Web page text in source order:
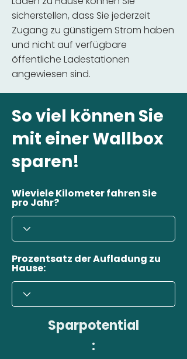
sicherstellen, dass Sie jederzeit
Zugang zu günstigem Strom haben
und nicht auf verfügbare
öffentliche Ladestationen
angewiesen sind.
So viel können Sie
mit einer Wallbox
sparen!
Wieviele Kilometer fahren Sie
pro Jahr?
Prozentsatz der Aufladung zu
Hause:
Sparpotential
: